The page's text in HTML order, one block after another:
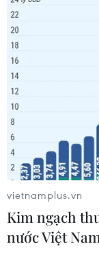
vietnamplus.vn
Kim ngạch
nước Việt